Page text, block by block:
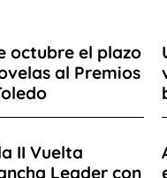
octubre el plazo
al Premios
II Vuelta
Leader con